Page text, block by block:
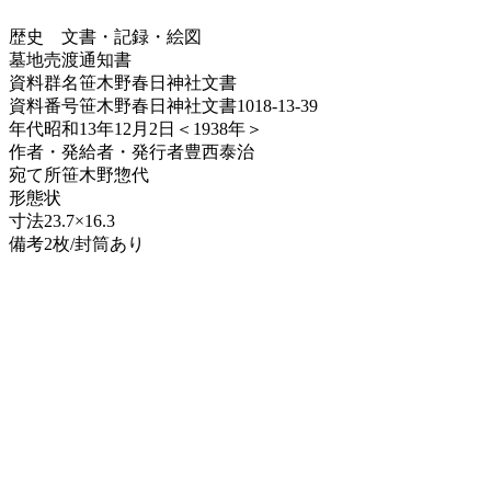
歴史
文書・記録・絵図
墓地売渡通知書
資料群名笹木野春日神社文書
資料番号笹木野春日神社文書1018-13-39
年代昭和13年12月2日＜1938年＞
作者・発給者・発行者豊西泰治
宛て所笹木野惣代
形態状
寸法23.7×16.3
備考2枚/封筒あり